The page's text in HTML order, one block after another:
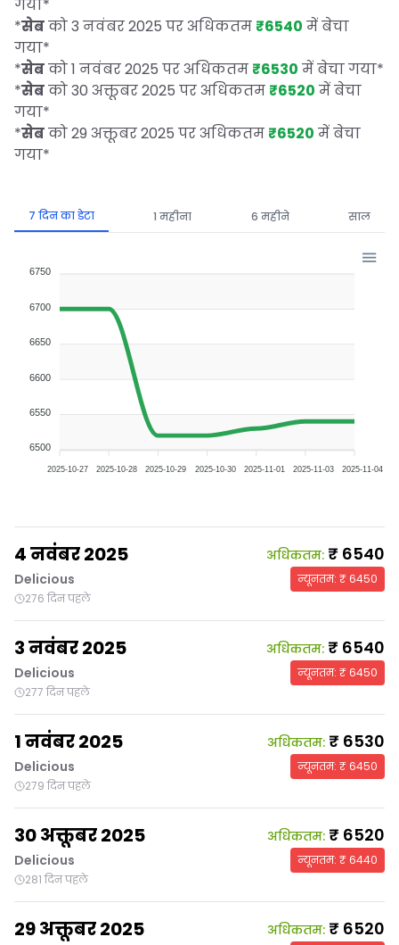
गया*
*सेबको 3 नवंबर 2025 पर अधिकतम ₹6540 में बेचा
गया*
*सेबको 1 नवंबर 2025 पर अधिकतम ₹6530 में बेचा गया*
*सेबको 30 अक्तूबर 2025 पर अधिकतम ₹6520 में बेचा
गया*
*सेबको 29 अक्तूबर 2025 पर अधिकतम ₹6520 में बेचा
गया*
7 दिन का डेटा 1 महीना 6 महीने साल
6750
6700
6650
6600
6550
6500
2025-10-27 2025-10-28 2025-10-29 2025-10-30 2025-11-01 2025-11-03 2025-11-04
4 नवंबर 2025
Delicious
276 दिन पहले
अधिकतम: ₹ 6540
न्यूनतम: ₹6450
3 नवंबर 2025
Delicious
277 दिन पहले
अधिकतम: ₹ 6540
न्यूनतम: ₹6450
1 नवंबर 2025
Delicious
279 दिन पहले
अधिकतम: ₹ 6530
न्यूनतम: ₹6450
30 अक्तूबर 2025
Delicious
281 दिन पहले
अधिकतम: ₹ 6520
न्यूनतम: ₹6440
29 अक्तूबर 2025 अधिकतम: ₹ 6520